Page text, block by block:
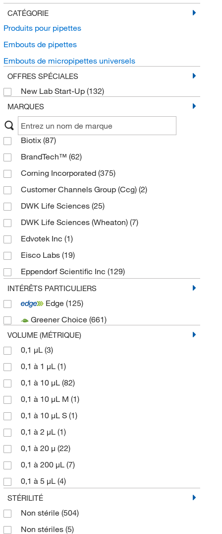
CATÉGORIE
Produits pour pipettes
Embouts de pipettes
Embouts de micropipettes universels
OFFRES SPÉCIALES
New Lab Start-Up (132)
MARQUES
Biotix (87)
BrandTech™ (62)
Corning Incorporated (375)
Customer Channels Group (Ccg) (2)
DWK Life Sciences (25)
DWK Life Sciences (Wheaton) (7)
Edvotek Inc (1)
Eisco Labs (19)
Eppendorf Scientific Inc (129)
Fischer Technical(1)
Fisherbrand (177)
Gilson Inc(106)
Globe Scientific Inc
Greiner Bio-One
Invitrogen(5)
MilliporeSigma
MP Biomedicals Inc
Promega Corporation
Sartorius Corporation
Thermo Fisher Scientific
VistaLab Technologies Inc
INTÉRÊTS PARTICULIERS
Edge (125)
Greener Choice (661)
VOLUME (MÉTRIQUE)
0,1 μL (3)
0,1 à 1 μL (1)
0,1 à 10 μL (82)
0,1 à 10 μL M (1)
0,1 à 10 μL S (1)
0,1 à 2 μL (1)
0,1 à 20 μ (22)
0,1 à 200 μL (7)
0,1 à 5 μL (4)
0,1 à 5 mL.
0,1 à 5,0 mL(1)
0,2 à 10 μL(5)
STÉRILITÉ
Non stérile (504)
Non stériles (5)